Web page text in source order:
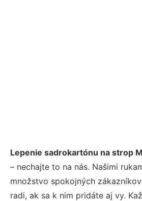
Lepenie sadrokartónu na strop
– nechajte to na nás. Našimi
množstvo spokojných
radi, ak sa k nim pridáte aj vy.